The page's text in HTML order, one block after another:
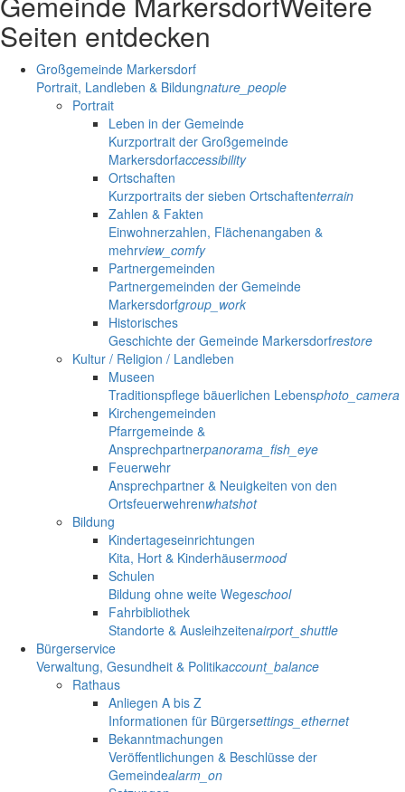
Seiten entdecken
Großgemeinde Markersdorf
Portrait, Landleben & Bildungnature_people
Portrait
Leben in der Gemeinde
Kurzportrait der Großgemeinde
Markersdorfaccessibility
Ortschaften
Kurzportraits der sieben Ortschaftenterrain
Zahlen & Fakten
Einwohnerzahlen, Flächenangaben &
mehrview_comfy
Partnergemeinden
Partnergemeinden der Gemeinde
Markersdorfgroup_work
Historisches
Geschichte der Gemeinde Markersdorfrestore
Kultur / Religion / Landleben
Museen
Traditionspflege bäuerlichen Lebensphoto_camera
Kirchengemeinden
Pfarrgemeinde &
Ansprechpartnerpanorama_fish_eye
Feuerwehr
Ansprechpartner & Neuigkeiten von den
Ortsfeuerwehrenwhatshot
Bildung
Kindertageseinrichtungen
Kita, Hort & Kinderhäusermood
Schulen
Bildung ohne weite Wegeschool
Fahrbibliothek
Standorte & Ausleihzeitenairport_shuttle
Bürgerservice
Verwaltung, Gesundheit & Politikaccount_balance
Rathaus
Anliegen A bis Z
Informationen für Bürgersettings_ethernet
Bekanntmachungen
Veröffentlichungen & Beschlüsse der
Gemeindealarm_on